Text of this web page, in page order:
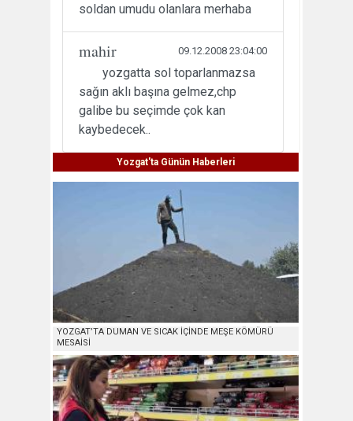
soldan umudu olanlara merhaba
mahir 09.12.2008 23:04:00
yozgatta sol toparlanmazsa
sağın aklı başına gelmez,chp
galibe bu seçimde çok kan
kaybedecek..
Yozgat'ta Günün Haberleri
YOZGAT’TA DUMAN VE SICAK İÇİNDE MEŞE KÖMÜRÜ
MESAİSİ